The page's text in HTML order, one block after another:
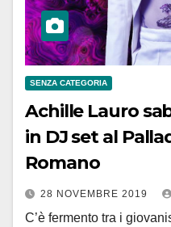
SENZA CATEGORIA
Achille Lauro
in DJ set al
Romano
28 NOVEMBRE 2019
C’è fermento tra i